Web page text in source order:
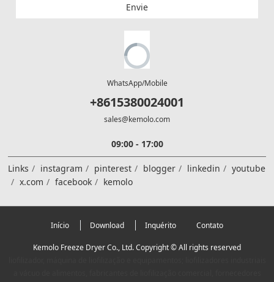
Envie
WhatsApp/Mobile
+8615380024001
sales@kemolo.com
09:00 - 17:00
Links instagram pinterest blogger linkedin
youtube
x.com
facebook kemolo
Início Download Inquérito Contato
Kemolo Freeze Dryer Co., Ltd. Copyright © All rights reserved